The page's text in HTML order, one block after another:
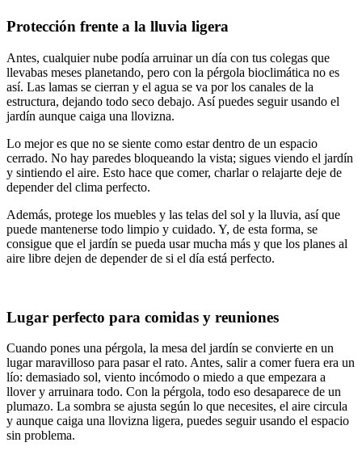
Protección frente a la lluvia ligera
Antes, cualquier nube podía arruinar un día con tus colegas que
llevabas meses planetando, pero con la pérgola bioclimática no es
así. Las lamas se cierran y el agua se va por los canales de la
estructura, dejando todo seco debajo. Así puedes seguir usando el
jardín aunque caiga una llovizna.
Lo mejor es que no se siente como estar dentro de un espacio
cerrado. No hay paredes bloqueando la vista; sigues viendo el jardín
y sintiendo el aire. Esto hace que comer, charlar o relajarte deje de
depender del clima perfecto.
Además, protege los muebles y las telas del sol y la lluvia, así que
puede mantenerse todo limpio y cuidado. Y, de esta forma, se
consigue que el jardín se pueda usar mucha más y que los planes al
aire libre dejen de depender de si el día está perfecto.
Lugar perfecto para comidas y reuniones
Cuando pones una pérgola, la mesa del jardín se convierte en un
lugar maravilloso para pasar el rato. Antes, salir a comer fuera era un
lío: demasiado sol, viento incómodo o miedo a que empezara a
llover y arruinara todo. Con la pérgola, todo eso desaparece de un
plumazo. La sombra se ajusta según lo que necesites, el aire circula
y aunque caiga una llovizna ligera, puedes seguir usando el espacio
sin problema.